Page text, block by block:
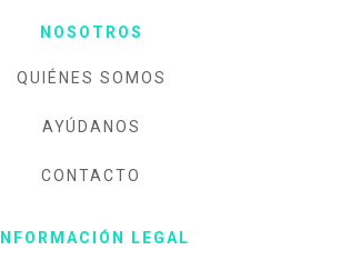
NOSOTROS
QUIÉNES SOMOS
AYÚDANOS
CONTACTO
INFORMACIÓN LEGAL